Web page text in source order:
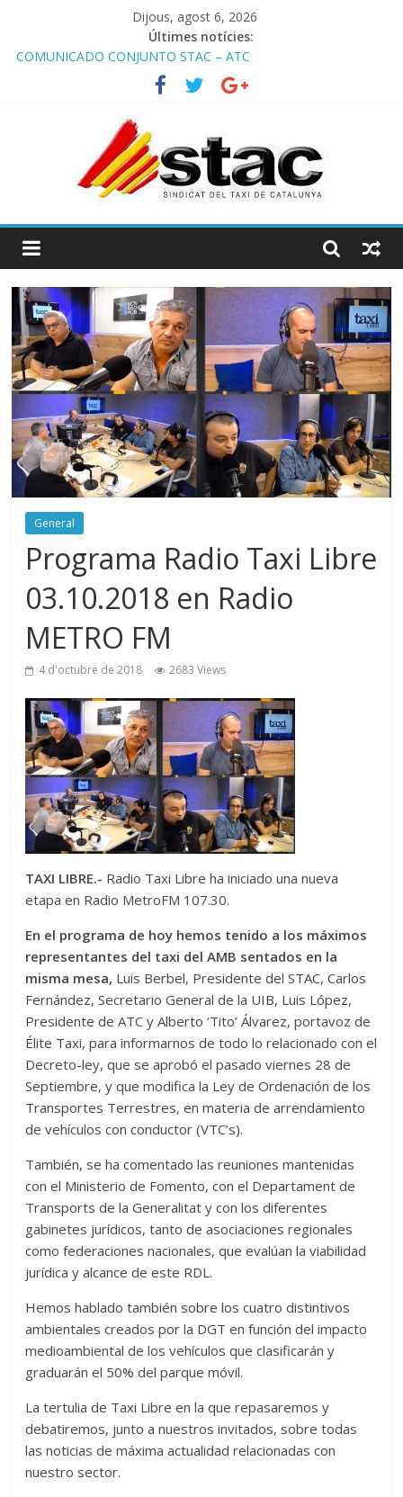
Dijous, agost 6, 2026
Últimes notícies:
COMUNICADO CONJUNTO STAC – ATC
Comunicado STAC/ ATC de la reunión con los Mossos d
‘Esquadra del aeropuerto de Barcelona.
Programa de Radio TAXI LIBRE 29.07.2026 en COOLTURA FM.
STAC/ATC SOLICITAN TAULA TÈCNICA PARA MEJORAR LA
OPERATIVA DE ENTRADA EN EL PUERTO DE BARCELONA.
Programa de Radio TAXI LIBRE 22.07.2026 en COOLTURA FM.
General
Programa Radio Taxi Libre
03.10.2018 en Radio
METRO FM
4 d'octubre de 2018 2683 Views
TAXI LIBRE.- Radio Taxi Libre ha iniciado una nueva
etapa en Radio MetroFM 107.30.
En el programa de hoy hemos tenido a los máximos
representantes del taxi del AMB sentados en la
misma mesa, Luis Berbel, Presidente del STAC, Carlos
Fernández, Secretario General de la UIB, Luis López,
Presidente de ATC y Alberto ‘Tito’ Álvarez, portavoz de
Élite Taxi, para informarnos de todo lo relacionado con el
Decreto-ley, que se aprobó el pasado viernes 28 de
Septiembre, y que modifica la Ley de Ordenación de los
Transportes Terrestres, en materia de arrendamiento
de vehículos con conductor (VTC’s).
También, se ha comentado las reuniones mantenidas
con el Ministerio de Fomento, con el Departament de
Transports de la Generalitat y con los diferentes
gabinetes jurídicos, tanto de asociaciones regionales
como federaciones nacionales, que evalúan la viabilidad
jurídica y alcance de este RDL.
Hemos hablado también sobre los cuatro distintivos
ambientales creados por la DGT en función del impacto
medioambiental de los vehículos que clasificarán y
graduarán el 50% del parque móvil.
La tertulia de Taxi Libre en la que repasaremos y
debatiremos, junto a nuestros invitados, sobre todas
las noticias de máxima actualidad relacionadas con
nuestro sector.